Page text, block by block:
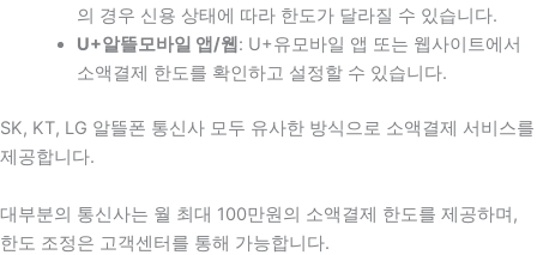
의 경우 신용 상태에 따라 한도가 달라질 수 있습니다.
U+알뜰모바일 앱/웹 : U+유모바일 앱 또는 웹사이트에서
소액결제 한도를 확인하고 설정할 수 있습니다.
SK, KT, LG 알뜰폰 통신사 모두 유사한 방식으로 소액결제 서비스를
제공합니다.
대부분의 통신사는 월 최대 100만원의 소액결제 한도를 제공하며,
한도 조정은 고객센터를 통해 가능합니다.